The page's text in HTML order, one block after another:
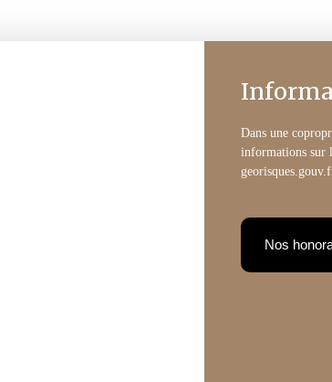
Dans une
informations sur
Nos